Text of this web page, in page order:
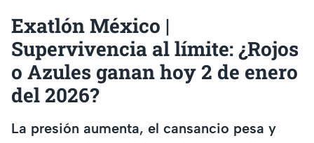
Exatlón México |
Supervivencia al límite: ¿Rojos
o Azules ganan hoy 2 de enero
del 2026?
La presión aumenta, el cansancio pesa y